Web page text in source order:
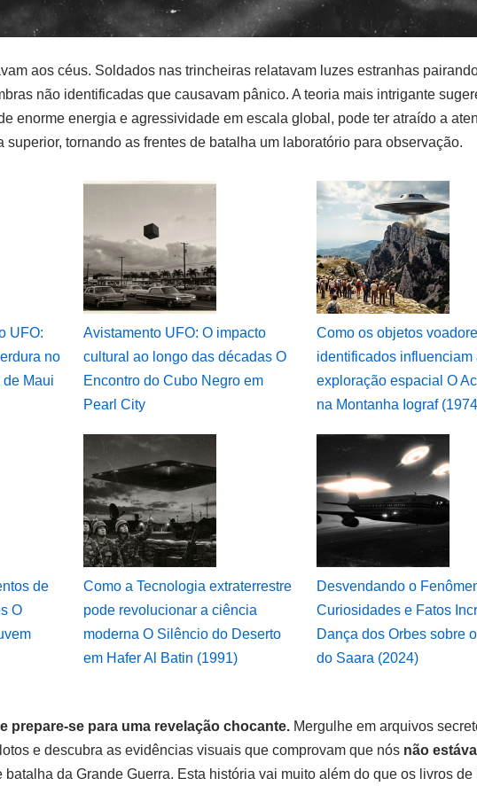
aos céus. Soldados nas trincheiras relatavam luzes estranhas
não identificadas que causavam pânico. A teoria mais intrigante
enorme energia e agressividade em escala global, pode ter atraído a
superior, tornando as frentes de batalha um laboratório para observação.
UFO:
no
de Maui
Avistamento UFO: O impacto
cultural ao longo das décadas O
Encontro do Cubo Negro em
Pearl City
Como os objetos
identificados influenciam
exploração espacial O
na Montanha Iograf
de
O
Como a Tecnologia extraterrestre
pode revolucionar a ciência
moderna O Silêncio do Deserto
em Hafer Al Batin (1991)
Desvendando o
Curiosidades e Fatos
Dança dos Orbes sobre
do Saara (2024)
prepare-se para uma revelação chocante.Mergulhe em arquivos
e descubra as evidências visuais que comprovam que nós não
batalha da Grande Guerra. Esta história vai muito além do que os livros de